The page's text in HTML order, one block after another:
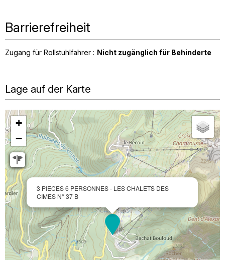
Barrierefreiheit
Zugang für Rollstuhlfahrer : Nicht zugänglich für Behinderte
Lage auf der Karte
3 PIECES 6 PERSONNES - LES CHALETS DES
CIMES N° 37 B
+
−